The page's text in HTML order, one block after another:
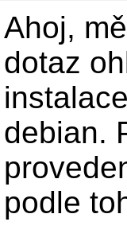
Ahoj,
dotaz
debian.
podle